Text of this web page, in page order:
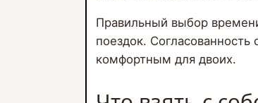
Правильный выбор
поездок.
комфортным для двоих.